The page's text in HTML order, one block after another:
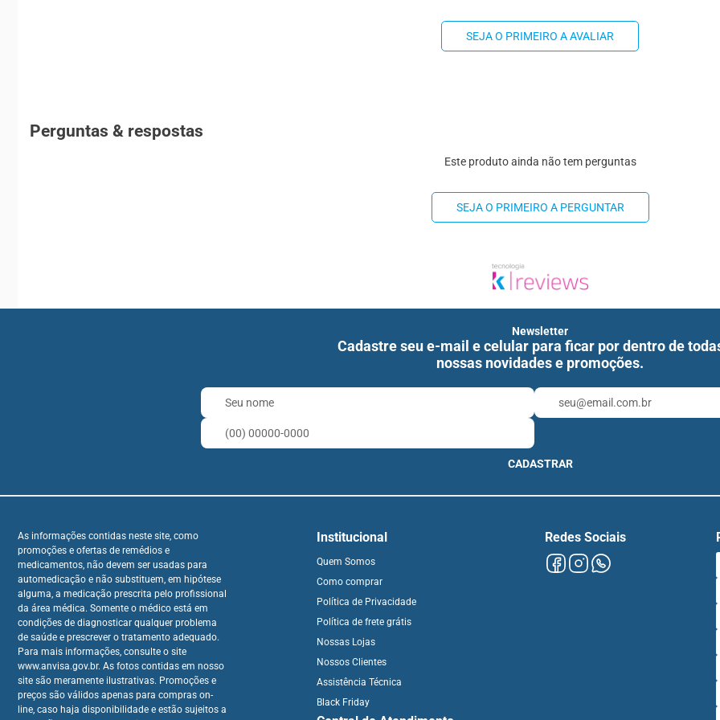
SEJA O PRIMEIRO A AVALIAR
Perguntas & respostas
Este produto ainda não tem perguntas
SEJA O PRIMEIRO A PERGUNTAR
Newsletter
Cadastre seu e-mail e celular para ficar por dentro de
nossas novidades e promoções.
CADASTRAR
As informações contidas neste site, como
promoções e ofertas de remédios e
medicamentos, não devem ser usadas para
automedicação e não substituem, em hipótese
alguma, a medicação prescrita pelo profissional
da área médica. Somente o médico está em
condições de diagnosticar qualquer problema
de saúde e prescrever o tratamento adequado.
Para mais informações, consulte o site
www.anvisa.gov.br. As fotos contidas em nosso
site são meramente ilustrativas. Promoções e
preços são válidos apenas para compras on-
line, caso haja disponibilidade e estão sujeitos a
Institucional
Quem Somos
Como comprar
Política de Privacidade
Política de frete grátis
Nossas Lojas
Nossos Clientes
Assistência Técnica
Black Friday
Redes Sociais